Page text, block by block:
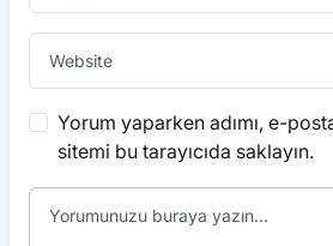
Yorum yaparken adımı, e-
sitemi bu tarayıcıda saklayın.